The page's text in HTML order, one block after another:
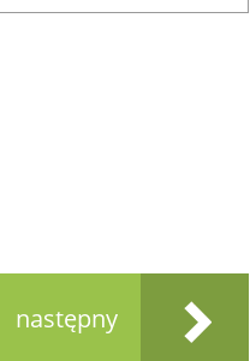
następny